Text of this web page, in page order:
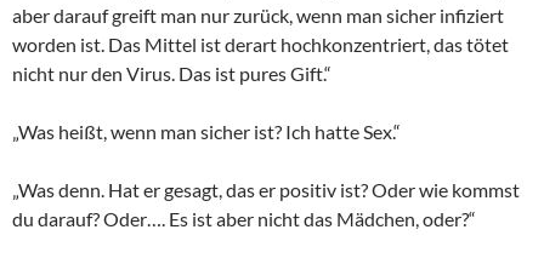
aber darauf greift man nur zurück, wenn man sicher infiziert
worden ist. Das Mittel ist derart hochkonzentriert, das tötet
nicht nur den Virus. Das ist pures Gift.“
„Was heißt, wenn man sicher ist? Ich hatte Sex.“
„Was denn. Hat er gesagt, das er positiv ist? Oder wie kommst
du darauf? Oder…. Es ist aber nicht das Mädchen, oder?“